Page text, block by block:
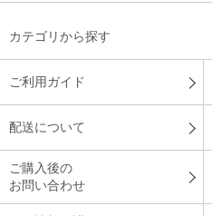
カテゴリから探す
ご利用ガイド
配送について
ご購入後の
お問い合わせ